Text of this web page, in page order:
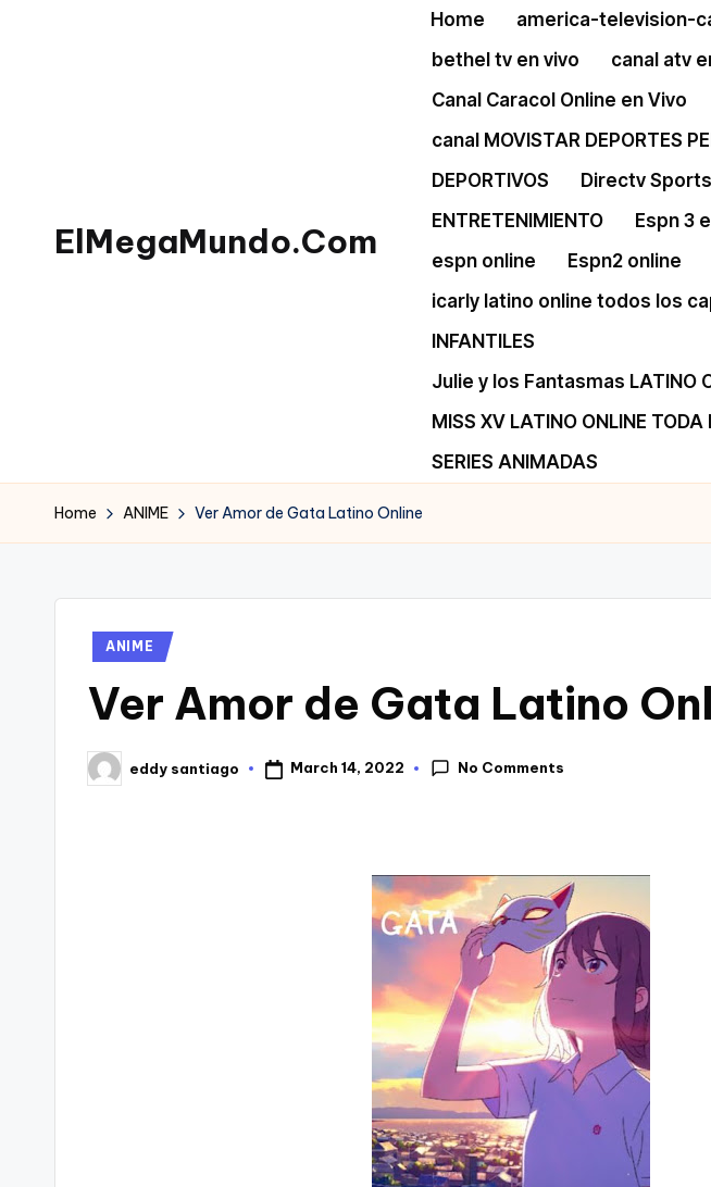
ElMegaMundo.Com
Home
america-television-
bethel tv en vivo
canal atv
Canal Caracol Online en Vivo
canal MOVISTAR DEPORTES
DEPORTIVOS
Directv
ENTRETENIMIENTO
Espn 3
espn online
Espn2 online
icarly latino online todos los
INFANTILES
Julie y los Fantasmas LATINO
MISS XV LATINO ONLINE
SERIES ANIMADAS
Home ANIME Ver Amor de Gata Latino Online
Posted
ANIME
Ver Amor de Gata Latino
Posted
by
eddy santiago March 14, 2022 No Comments